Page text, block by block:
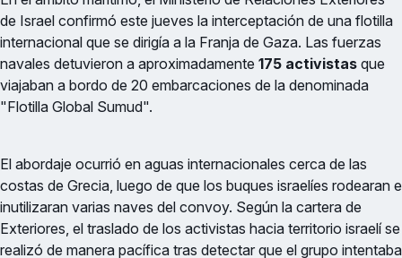
de Israel confirmó este jueves la interceptación de una flotilla
internacional que se dirigía a la Franja de Gaza. Las fuerzas
navales detuvieron a aproximadamente 175 activistas que
viajaban a bordo de 20 embarcaciones de la denominada
"Flotilla Global Sumud".
El abordaje ocurrió en aguas internacionales cerca de las
costas de Grecia, luego de que los buques israelíes rodearan e
inutilizaran varias naves del convoy. Según la cartera de
Exteriores, el traslado de los activistas hacia territorio israelí se
realizó de manera pacífica tras detectar que el grupo intentaba